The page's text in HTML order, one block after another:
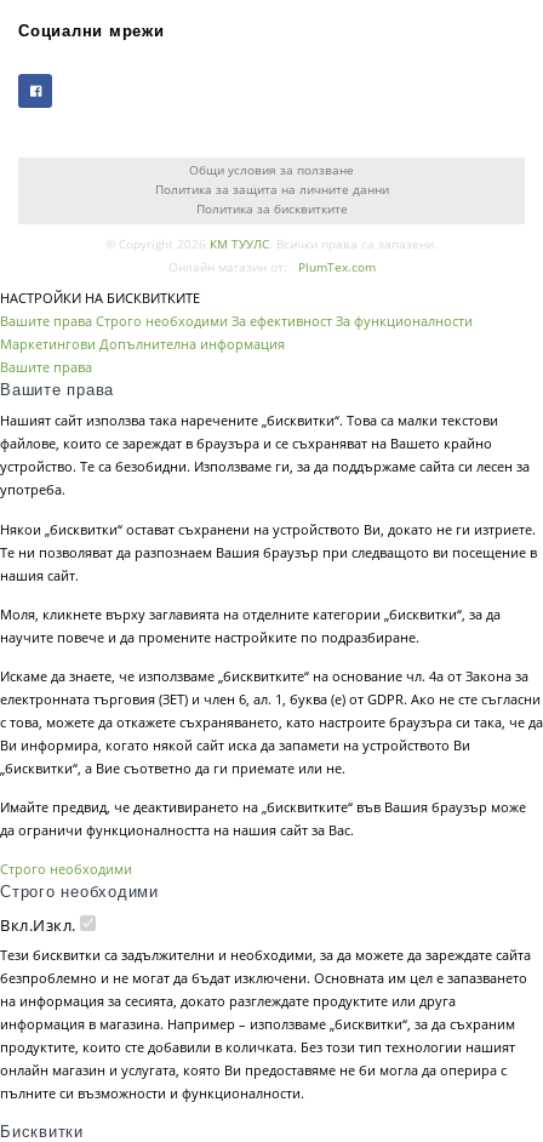
Социални мрежи
Общи условия за ползване
Политика за защита на личните данни
Политика за бисквитките
© Copyright 2026 КМ ТУУЛС. Всички права са запазени.
Онлайн магазин от:
PlumTex.com
НАСТРОЙКИ НА БИСКВИТКИТЕ
Вашите права Строго необходими За ефективност За функционалности
Маркетингови Допълнителна информация
Вашите права
Вашите права
Нашият сайт използва така наречените „бисквитки“. Това са малки текстови
файлове, които се зареждат в браузъра и се съхраняват на Вашето крайно
устройство. Те са безобидни. Използваме ги, за да поддържаме сайта си лесен за
употреба.
Някои „бисквитки“ остават съхранени на устройството Ви, докато не ги изтриете.
Те ни позволяват да разпознаем Вашия браузър при следващото ви посещение в
нашия сайт.
Моля, кликнете върху заглавията на отделните категории „бисквитки“, за да
научите повече и да промените настройките по подразбиране.
Искаме да знаете, че използваме „бисквитките“ на основание чл. 4а от Закона за
електронната търговия (ЗЕТ) и член 6, ал. 1, буква (е) от GDPR. Ако не сте съгласни
с това, можете да откажете съхраняването, като настроите браузъра си така, че да
Ви информира, когато някой сайт иска да запамети на устройството Ви
„бисквитки“, а Вие съответно да ги приемате или не.
Имайте предвид, че деактивирането на „бисквитките“ във Вашия браузър може
да ограничи функционалността на нашия сайт за Вас.
Строго необходими
Строго необходими
Вкл.Изкл.
Тези бисквитки са задължителни и необходими, за да можете да зареждате сайта
безпроблемно и не могат да бъдат изключени. Основната им цел е запазването
на информация за сесията, докато разглеждате продуктите или друга
информация в магазина. Например – използваме „бисквитки“, за да съхраним
продуктите, които сте добавили в количката. Без този тип технологии нашият
онлайн магазин и услугата, която Ви предоставяме не би могла да оперира с
пълните си възможности и функционалности.
Бисквитки